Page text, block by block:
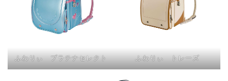
ふわりぃ プラチナセレクト ふわりぃ トレーズ